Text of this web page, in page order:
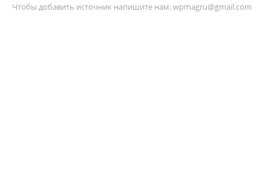
Чтобы добавить источник напишите нам:wpmagru@gmail.com